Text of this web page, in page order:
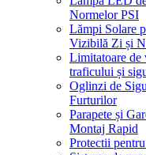
Normelor PSI
Lămpi Solare
Vizibilă Zi și
Limitatoare de
traficului și
Oglinzi de
Furturilor
Parapete și
Montaj Rapid
Protectii